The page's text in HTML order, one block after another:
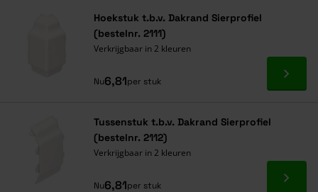
Hoekstuk t.b.v. Dakrand Sierprofiel
(bestelnr. 2111)
Verkrijgbaar in 2 kleuren
Nu6,81per stuk Ga
Tussenstuk t.b.v. Dakrand Sierprofiel
(bestelnr. 2112)
Verkrijgbaar in 2 kleuren
Nu6,81per stuk Ga